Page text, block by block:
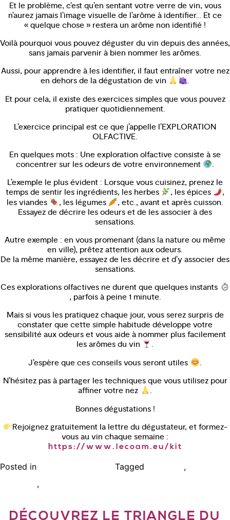
Et le problème, c’est qu’en sentant votre verre de vin, vous
n’aurez jamais l’image visuelle de l’arôme à identifier… Et ce
« quelque chose » restera un arôme non identifié !
Voilà pourquoi vous pouvez déguster du vin depuis des années,
sans jamais parvenir à bien nommer les arômes.
Aussi, pour apprendre à les identifier, il faut entraîner votre nez
en dehors de la dégustation de vin
.
Et pour cela, il existe des exercices simples que vous pouvez
pratiquer quotidiennement.
L’exercice principal est ce que j’appelle l’EXPLORATION
OLFACTIVE.
En quelques mots : Une exploration olfactive consiste à se
concentrer sur les odeurs de votre environnement
.
L’exemple le plus évident : Lorsque vous cuisinez, prenez le
temps de sentir les ingrédients, les herbes
, les épices
,
les viandes
, les légumes
, etc., avant et après cuisson.
Essayez de décrire les odeurs et de les associer à des
sensations.
Autre exemple : en vous promenant (dans la nature ou même
en ville), prêtez attention aux odeurs.
De la même manière, essayez de les décrire et d’y associer des
sensations.
Ces explorations olfactives ne durent que quelques instants
, parfois à peine 1 minute.
Mais si vous les pratiquez chaque jour, vous serez surpris de
constater que cette simple habitude développe votre
sensibilité aux odeurs et vous aide à nommer plus facilement
les arômes du vin
.
J’espère que ces conseils vous seront utiles
.
N’hésitez pas à partager les techniques que vous utilisez pour
affiner votre nez
.
Bonnes dégustations !
Rejoignez gratuitement la lettre du dégustateur, et formez-
vous au vin chaque semaine :
https://www.lecoam.eu/kit
Posted in Tagged ,
,
DÉCOUVREZ LE TRIANGLE DU